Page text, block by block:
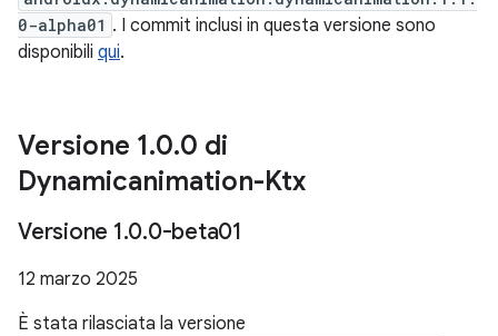
0-alpha01 . I commit inclusi in questa versione sono
disponibili qui.
Versione 1.0.0 di
Dynamicanimation-Ktx
Versione 1.0.0-beta01
12 marzo 2025
È stata rilasciata la versione